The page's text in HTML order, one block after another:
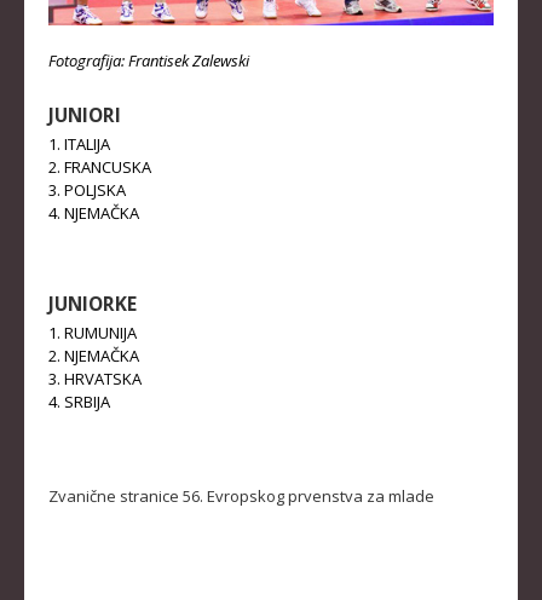
Fotografija: Frantisek Zalewski
JUNIORI
1. ITALIJA
2. FRANCUSKA
3. POLJSKA
4. NJEMAČKA
JUNIORKE
1. RUMUNIJA
2. NJEMAČKA
3. HRVATSKA
4. SRBIJA
Zvanične stranice 56. Evropskog prvenstva za mlade